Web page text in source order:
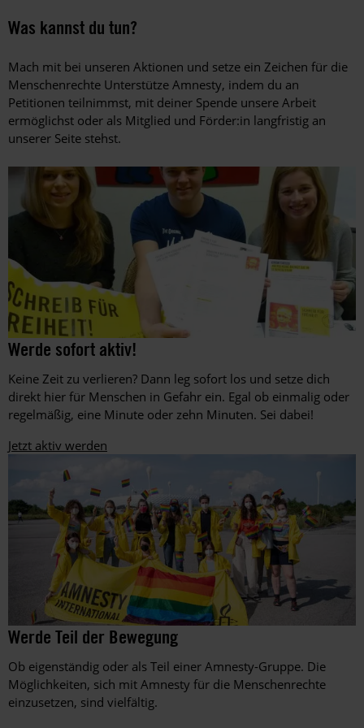
Was kannst du tun?
Mach mit bei unseren Aktionen und setze ein Zeichen für die
Menschenrechte Unterstütze Amnesty, indem du an
Petitionen teilnimmst, mit deiner Spende unsere Arbeit
ermöglichst oder als Mitglied und Förder:in langfristig an
unserer Seite stehst.
Aktion
am
Städtischen
Gymnasium
Erwitte
in
Westfalen
Amnesty-
Briefmarathons
an
©
©
Huckebrink
Werde sofort aktiv!
Keine Zeit zu verlieren? Dann leg sofort los und setze dich
direkt hier für Menschen in Gefahr ein. Egal ob einmalig oder
regelmäßig, eine Minute oder zehn Minuten. Sei dabei!
Jetzt aktiv werden
Amnesty-
Mitglieder
setzen
beim
EM-
Spiel
©
Amnesty
Foto:
Matthias
Balk
Werde Teil der Bewegung
Ob eigenständig oder als Teil einer Amnesty-Gruppe. Die
Möglichkeiten, sich mit Amnesty für die Menschenrechte
einzusetzen, sind vielfältig.